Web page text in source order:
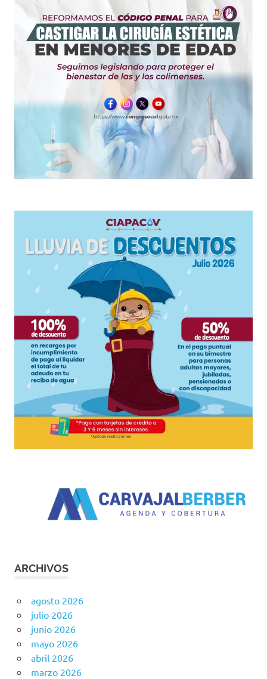
ARCHIVOS
agosto 2026
julio 2026
junio 2026
mayo 2026
abril 2026
marzo 2026